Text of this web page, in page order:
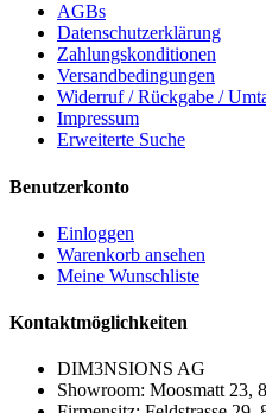
AGBs
Datenschutzerklärung
Zahlungskonditionen
Versandbedingungen
Widerruf / Rückgabe /
Impressum
Erweiterte Suche
Benutzerkonto
Einloggen
Warenkorb ansehen
Meine Wunschliste
Kontaktmöglichkeiten
DIM3NSIONS AG
Showroom: Moosmatt 23,